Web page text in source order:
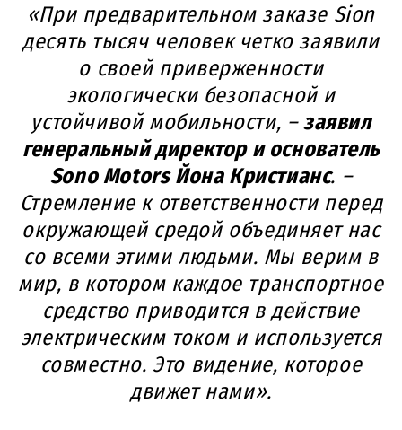
«При предварительном заказе Sion
десять тысяч человек четко заявили
о своей приверженности
экологически безопасной и
устойчивой мобильности, –заявил
генеральный директор и основатель
Sono Motors Йона Кристианс. –
Стремление к ответственности перед
окружающей средой объединяет нас
со всеми этими людьми. Мы верим в
мир, в котором каждое транспортное
средство приводится в действие
электрическим током и используется
совместно. Это видение, которое
движет нами».